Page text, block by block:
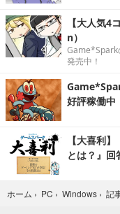
【大人気
n）
Game*Spark
発売中！
好評稼働中
【大喜利
とは？』回
ホーム › PC › Windows › 記